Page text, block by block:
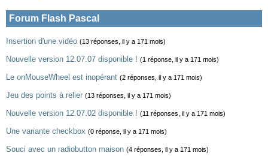
Forum Flash Pascal
Insertion d'une vidéo (13 réponses, il y a 171 mois)
Nouvelle version 12.07.07 disponible ! (1 réponse, il y a 171 mois)
Le onMouseWheel est inopérant (2 réponses, il y a 171 mois)
Jeu des points à relier (13 réponses, il y a 171 mois)
Nouvelle version 12.07.02 disponible ! (11 réponses, il y a 171 mois)
Une variante checkbox (0 réponse, il y a 171 mois)
Souci avec un radiobutton maison (4 réponses, il y a 171 mois)